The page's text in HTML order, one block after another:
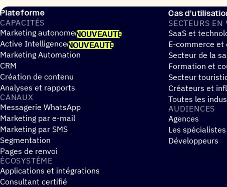
Plateforme
CAPA­CI­TÉS
Marketing autonomeNOUVEAUTÉ
Active IntelligenceNOUVEAUTÉ
Marketing Automation
CRM
Création de contenu
Analyses et rapports
CANAUX
Messagerie WhatsApp
Marketing par e-mail
Marketing par SMS
Segmentation
Pages de renvoi
ÉCOSYS­TÈME
Applications et intégrations
Consultant certifié
Cas
SECTEURS EN
SaaS et
E-commerce
Secteur de la
Formation et
Secteur
Créateurs et
Toutes les
AUDIENCES
Agences
Les
Développeurs